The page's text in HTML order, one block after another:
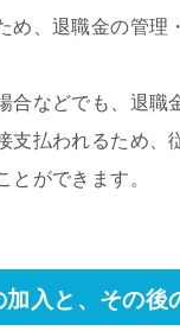
め、退職金の管理
合などでも、退職
支払われるため、
とができます。
加入と、その後